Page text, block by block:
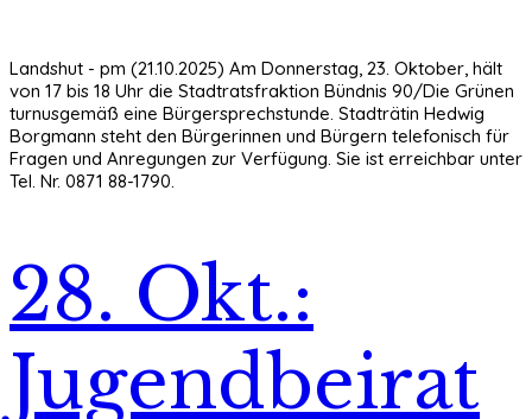
Landshut - pm (21.10.2025) Am Donnerstag, 23. Oktober, hält
von 17 bis 18 Uhr die Stadtratsfraktion Bündnis 90/Die Grünen
turnusgemäß eine Bürgersprechstunde. Stadträtin Hedwig
Borgmann steht den Bürgerinnen und Bürgern telefonisch für
Fragen und Anregungen zur Verfügung. Sie ist erreichbar unter
Tel. Nr. 0871 88-1790.
28. Okt.:
Jugendbeirat